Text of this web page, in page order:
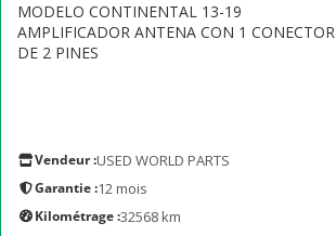
MODELO CONTINENTAL 13-19
AMPLIFICADOR ANTENA CON 1 CONECTOR
DE 2 PINES
Vendeur :USED WORLD PARTS
Garantie :12 mois
Kilométrage :32568 km